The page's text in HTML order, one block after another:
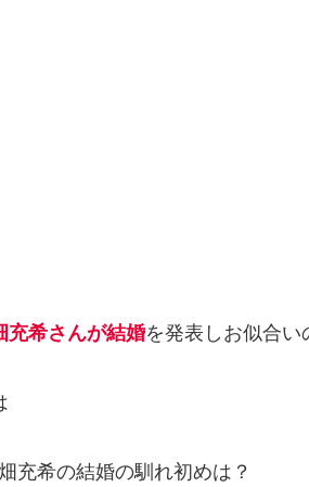
充希さんが結婚を発表しお似合い
充希の結婚の馴れ初めは？